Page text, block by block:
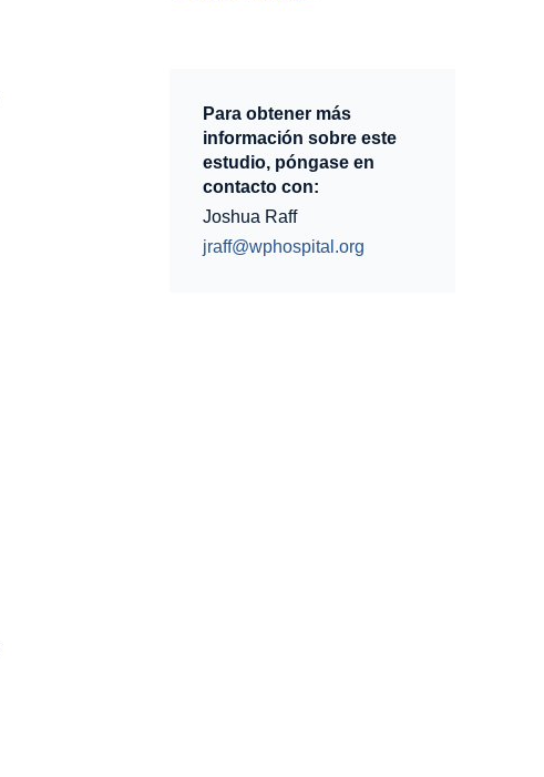
Para obtener más
información sobre este
estudio, póngase en
contacto con:
Joshua Raff
jraff@wphospital.org